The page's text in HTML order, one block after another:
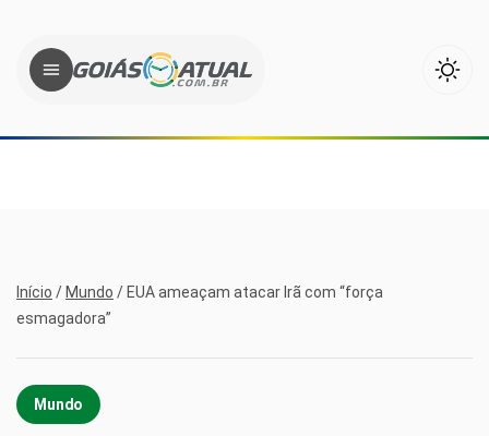
Início / Mundo / EUA ameaçam atacar Irã com “força
esmagadora”
Mundo